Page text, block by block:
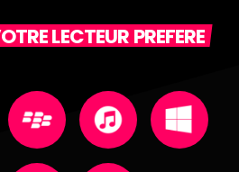
LECTEUR PREFERE